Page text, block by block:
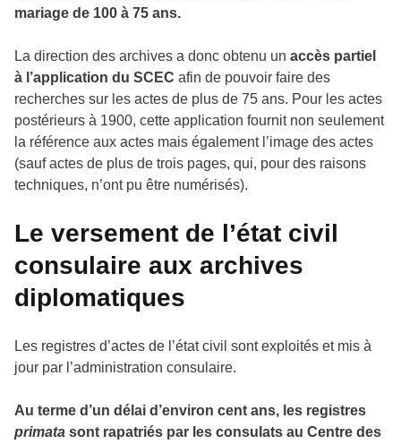
mariage de 100 à 75 ans.
La direction des archives a donc obtenu un accès partiel
à l’application du SCEC afin de pouvoir faire des
recherches sur les actes de plus de 75 ans. Pour les actes
postérieurs à 1900, cette application fournit non seulement
la référence aux actes mais également l’image des actes
(sauf actes de plus de trois pages, qui, pour des raisons
techniques, n’ont pu être numérisés).
Le versement de l’état civil
consulaire aux archives
diplomatiques
Les registres d’actes de l’état civil sont exploités et mis à
jour par l’administration consulaire.
Au terme d’un délai d’environ cent ans, les registres
primata sont rapatriés par les consulats au Centre des